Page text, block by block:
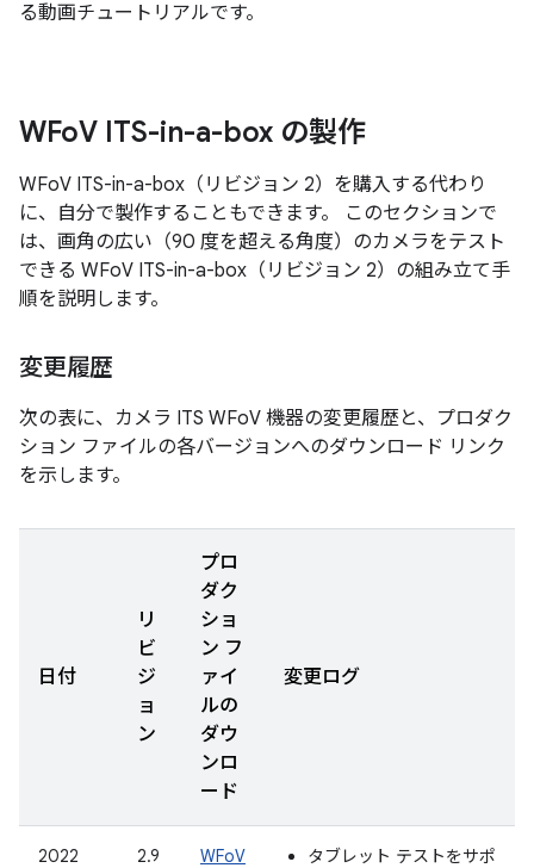
る動画チュートリアルです。
WFoV ITS-in-a-box の製作
WFoV ITS-in-a-box（リビジョン 2）を購入する代わり
に、自分で製作することもできます。 このセクションで
は、画角の広い（90 度を超える角度）のカメラをテスト
できる WFoV ITS-in-a-box（リビジョン 2）の組み立て手
順を説明します。
変更履歴
次の表に、カメラ ITS WFoV 機器の変更履歴と、プロダク
ション ファイルの各バージョンへのダウンロード リンク
を示します。
日付
リ
ビ
ジ
ョ
ン
プロ
ダク
ショ
ン フ
ァイ
ルの
ダウ
ンロ
ード
変更ログ
2022
2.9
WFoV
タブレット テストをサポ